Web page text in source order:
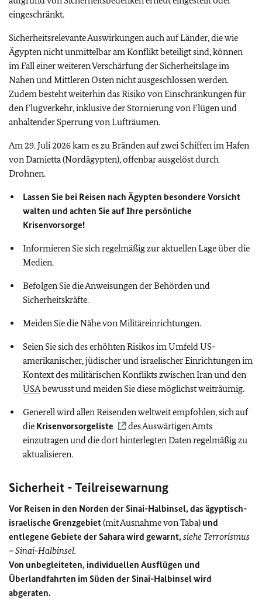
eingeschränkt.
Sicherheitsrelevante Auswirkungen auch auf Länder, die wie
Ägypten nicht unmittelbar am Konflikt beteiligt sind, können
im Fall einer weiteren Verschärfung der Sicherheitslage im
Nahen und Mittleren Osten nicht ausgeschlossen werden.
Zudem besteht weiterhin das Risiko von Einschränkungen für
den Flugverkehr, inklusive der Stornierung von Flügen und
anhaltender Sperrung von Lufträumen.
Am 29. Juli 2026 kam es zu Bränden auf zwei Schiffen im Hafen
von Damietta (Nordägypten), offenbar ausgelöst durch
Drohnen.
Lassen Sie bei Reisen nach Ägypten besondere Vorsicht
walten und achten Sie auf Ihre persönliche
Krisenvorsorge!
Informieren Sie sich regelmäßig zur aktuellen Lage über die
Medien.
Befolgen Sie die Anweisungen der Behörden und
Sicherheitskräfte.
Meiden Sie die Nähe von Militäreinrichtungen.
Seien Sie sich des erhöhten Risikos im Umfeld US-
amerikanischer, jüdischer und israelischer Einrichtungen im
Kontext des militärischen Konflikts zwischen Iran und den
USAbewusst und meiden Sie diese möglichst weiträumig.
Generell wird allen Reisenden weltweit empfohlen, sich auf
die Krisenvorsorgeliste
des Auswärtigen Amts
einzutragen und die dort hinterlegten Daten regelmäßig zu
aktualisieren.
Sicherheit - Teilreisewarnung
Vor Reisen in den Norden der Sinai-Halbinsel, das ägyptisch-
israelische Grenzgebiet(mit Ausnahme von Taba) und
entlegene Gebiete der Sahara wird gewarnt,siehe Terrorismus
– Sinai-Halbinsel.
Von unbegleiteten, individuellen Ausflügen und
Überlandfahrten im Süden der Sinai-Halbinsel wird
abgeraten.